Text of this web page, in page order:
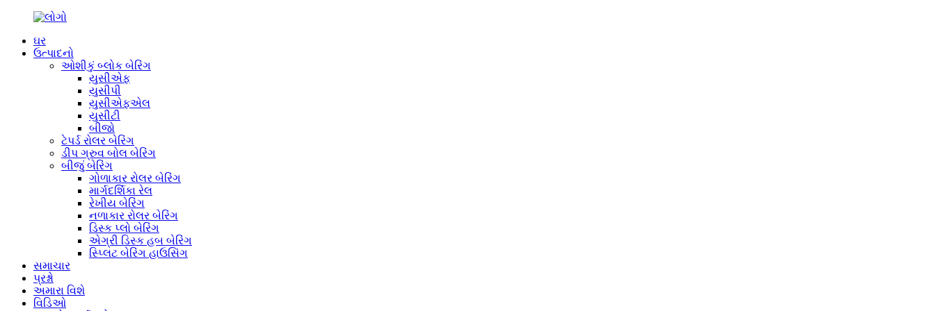
ઘર
ઉત્પાદનો
ઓશીકું બ્લોક બેરિંગ
યુસીએફ
યુસીપી
યુસીએફએલ
યુસીટી
બીજો
ટેપર્ડ રોલર બેરિંગ
ડીપ ગ્રુવ બોલ બેરિંગ
બીજું બેરિંગ
ગોળાકાર રોલર બેરિંગ
માર્ગદર્શિકા રેલ
રેખીય બેરિંગ
નળાકાર રોલર બેરિંગ
ડિસ્ક પ્લો બેરિંગ
એગ્રી ડિસ્ક હબ બેરિંગ
સ્પ્લિટ બેરિંગ હાઉસિંગ
સમાચાર
પ્રશ્નો
અમારા વિશે
વિડિઓ